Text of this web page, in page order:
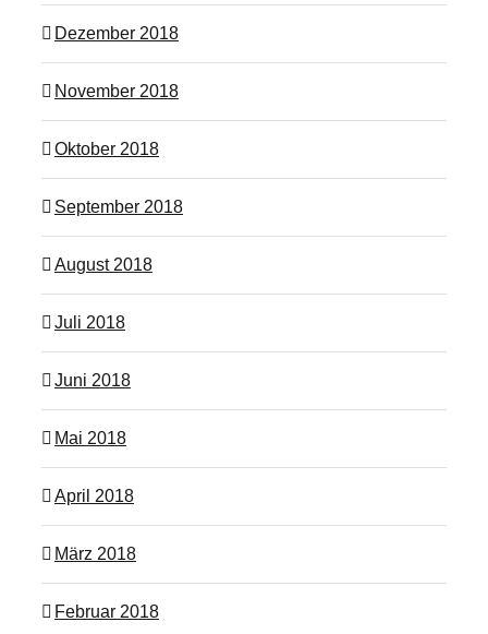
Dezember 2018
November 2018
Oktober 2018
September 2018
August 2018
Juli 2018
Juni 2018
Mai 2018
April 2018
März 2018
Februar 2018